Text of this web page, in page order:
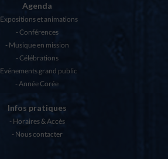
Agenda
Expositions et animations
Conférences
Musique en mission
Célébrations
Evénements grand public
Année Corée
Infos pratiques
Horaires & Accès
Nous contacter